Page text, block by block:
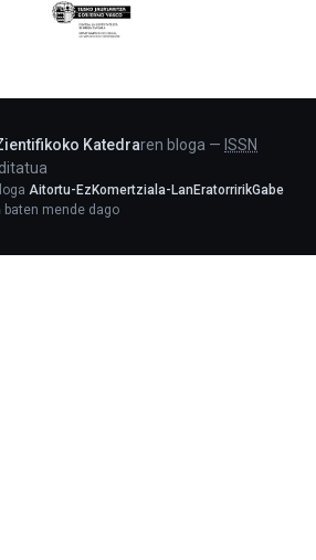
Eusko
Jaurlaritza
Katedraren bloga — ISSN
Aitortu-EzKomertziala-LanEratorririkGabe
baten mende dago